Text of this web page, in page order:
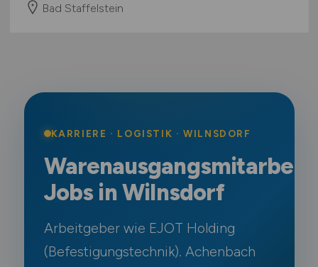
Bad Staffelstein
KARRIERE · LOGISTIK · WILNSDORF
Jobs in Wilnsdorf
Arbeitgeber wie EJOT Holding
(Befestigungstechnik). Achenbach